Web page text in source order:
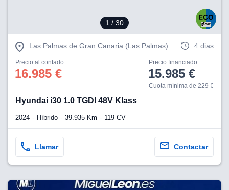
1 / 30
Las Palmas de Gran Canaria (Las Palmas) 4 dias
Precio al contado
16.985 €
Precio financiado
15.985 €
Cuota mínima de 229 €
Hyundai i30 1.0 TGDI 48V Klass
2024 Híbrido 39.935 Km 119 CV
Llamar Contactar